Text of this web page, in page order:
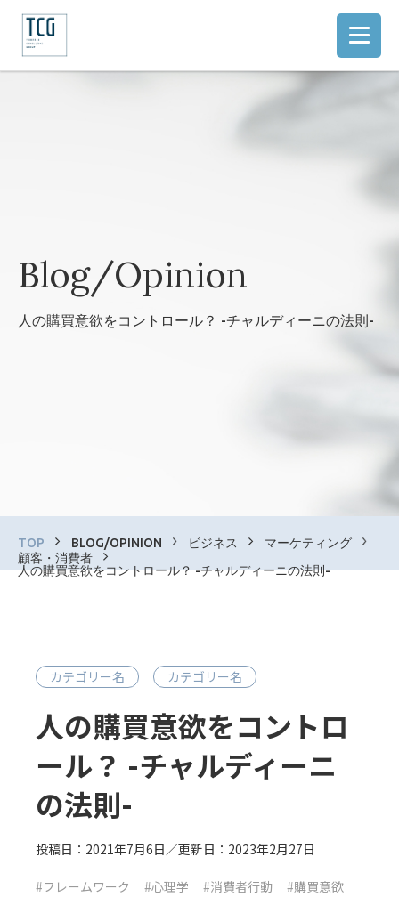
Blog/Opinion
人の購買意欲をコントロール？ -チャルディーニの法則-
TOP BLOG/OPINION ビジネス
マーケティング
顧客・消費者
人の購買意欲をコントロール？ -チャルディーニの法則-
カテゴリー名 カテゴリー名
人の購買意欲をコントロ
ール？ -チャルディーニ
の法則-
投稿日：2021年7月6日／更新日：2023年2月27日
#フレームワーク #心理学 #消費者行動 #購買意欲